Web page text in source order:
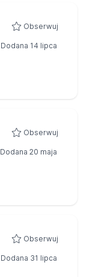
Obserwuj
Dodana 14 lipca
Obserwuj
Dodana 20 maja
Obserwuj
Dodana 31 lipca